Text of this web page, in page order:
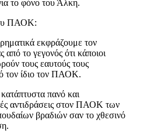
το φόνο του Άλκη.
ΠΑΟΚ:
εκφράζουμε τον
το γεγονός ότι κάποιοι
τους εαυτούς τους
τον ίδιο τον ΠΑΟΚ.
πανό και
αντιδράσεις στον ΠΑΟΚ των
βραδιών σαν το χθεσινό